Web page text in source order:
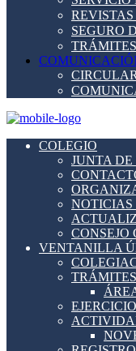
SEGURO
COLEGIO
JUNTA
NOTICIAS
CONSEJO
VENTANILLA